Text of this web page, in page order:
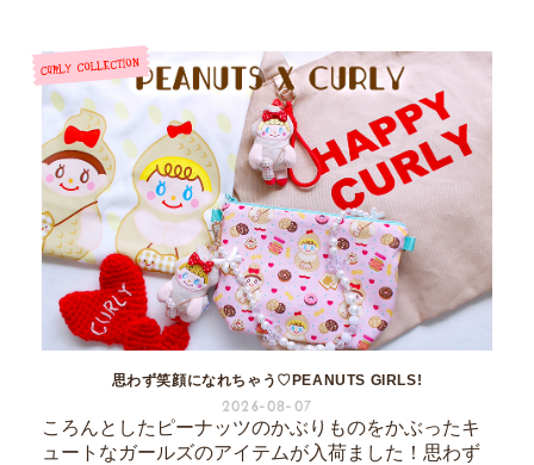
思わず笑顔になれちゃう♡PEANUTS GIRLS!
2026-08-07
ころんとしたピーナッツのかぶりものをかぶったキ
ュートなガールズのアイテムが入荷ました！思わず